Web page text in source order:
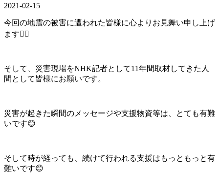
2021-02-15
今回の地震の被害に遭われた皆様に心よりお見舞い申し上げ
ます🙇‍♂️
そして、災害現場をNHK記者として11年間取材してきた人
間として皆様にお願いです。
災害が起きた瞬間のメッセージや支援物資等は、とても有難
いです😊
そして時が経っても、続けて行われる支援はもっともっと有
難いです😊